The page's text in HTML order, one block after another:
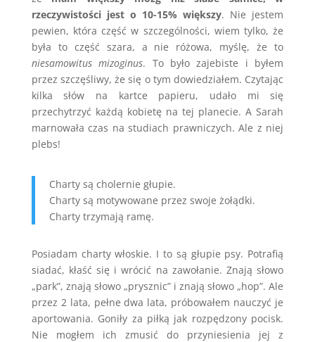
rzeczywistości jest o 10-15% większy. Nie jestem
pewien, która część w szczególności, wiem tylko, że
była to część szara, a nie różowa, myślę, że to
niesamowitus mizoginus. To było zajebiste i byłem
przez szczęśliwy, że się o tym dowiedziałem. Czytając
kilka słów na kartce papieru, udało mi się
przechytrzyć każdą kobietę na tej planecie. A Sarah
marnowała czas na studiach prawniczych. Ale z niej
plebs!
Charty są cholernie głupie.
Charty są motywowane przez swoje żołądki.
Charty trzymają ramę.
Posiadam charty włoskie. I to są głupie psy. Potrafią
siadać, kłaść się i wrócić na zawołanie. Znają słowo
„park”, znają słowo „prysznic” i znają słowo „hop”. Ale
przez 2 lata, pełne dwa lata, próbowałem nauczyć je
aportowania. Goniły za piłką jak rozpędzony pocisk.
Nie mogłem ich zmusić do przyniesienia jej z